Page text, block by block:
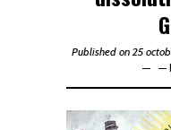
Published on 25
—